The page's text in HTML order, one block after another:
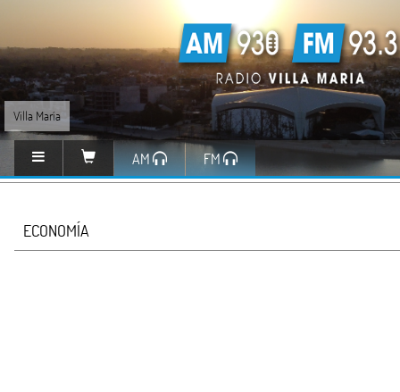
Villa María
AM FM
ECONOMÍA